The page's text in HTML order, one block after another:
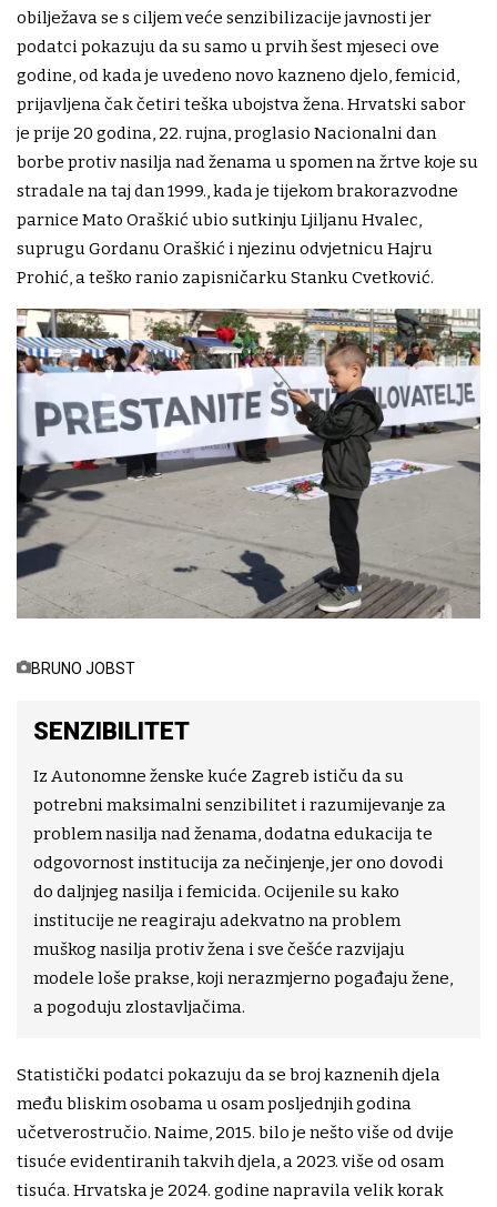
obilježava se s ciljem veće senzibilizacije javnosti jer
podatci pokazuju da su samo u prvih šest mjeseci ove
godine, od kada je uvedeno novo kazneno djelo, femicid,
prijavljena čak četiri teška ubojstva žena. Hrvatski sabor
je prije 20 godina, 22. rujna, proglasio Nacionalni dan
borbe protiv nasilja nad ženama u spomen na žrtve koje su
stradale na taj dan 1999., kada je tijekom brakorazvodne
parnice Mato Oraškić ubio sutkinju Ljiljanu Hvalec,
suprugu Gordanu Oraškić i njezinu odvjetnicu Hajru
Prohić, a teško ranio zapisničarku Stanku Cvetković.
BRUNO JOBST
SENZIBILITET
Iz Autonomne ženske kuće Zagreb ističu da su
potrebni maksimalni senzibilitet i razumijevanje za
problem nasilja nad ženama, dodatna edukacija te
odgovornost institucija za nečinjenje, jer ono dovodi
do daljnjeg nasilja i femicida. Ocijenile su kako
institucije ne reagiraju adekvatno na problem
muškog nasilja protiv žena i sve češće razvijaju
modele loše prakse, koji nerazmjerno pogađaju žene,
a pogoduju zlostavljačima.
Statistički podatci pokazuju da se broj kaznenih djela
među bliskim osobama u osam posljednjih godina
učetverostručio. Naime, 2015. bilo je nešto više od dvije
tisuće evidentiranih takvih djela, a 2023. više od osam
tisuća. Hrvatska je 2024. godine napravila velik korak